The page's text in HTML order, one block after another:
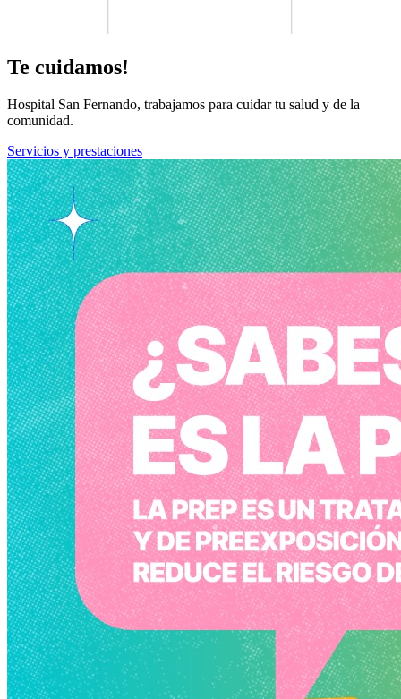
Te cuidamos!
Hospital San Fernando, trabajamos para cuidar tu salud y de la
comunidad.
Servicios y prestaciones